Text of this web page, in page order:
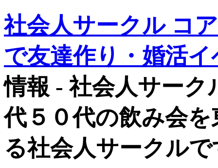
社会人サークル コ
で友達作り・婚活
情報 - 社会人サーク
代５０代の飲み会
る社会人サークルで